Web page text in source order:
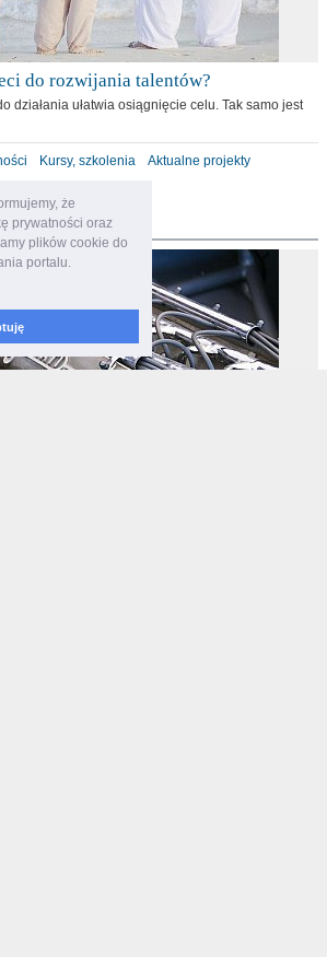
że
prywatności oraz
plików cookie do
portalu.
do rozwijania talentów?
działania ułatwia osiągnięcie celu. Tak samo jest
Kursy, szkolenia
Aktualne projekty